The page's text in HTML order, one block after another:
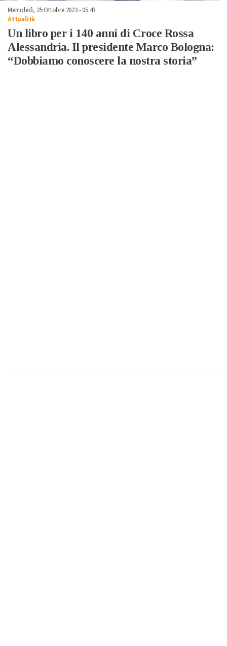
Mercoledì, 25 Ottobre 2023 - 05:43
Attualità
Un libro per i 140 anni di Croce Rossa
Alessandria. Il presidente Marco Bologna:
“Dobbiamo conoscere la nostra storia”